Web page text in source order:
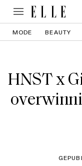
MODE BEAUTY
HNST x